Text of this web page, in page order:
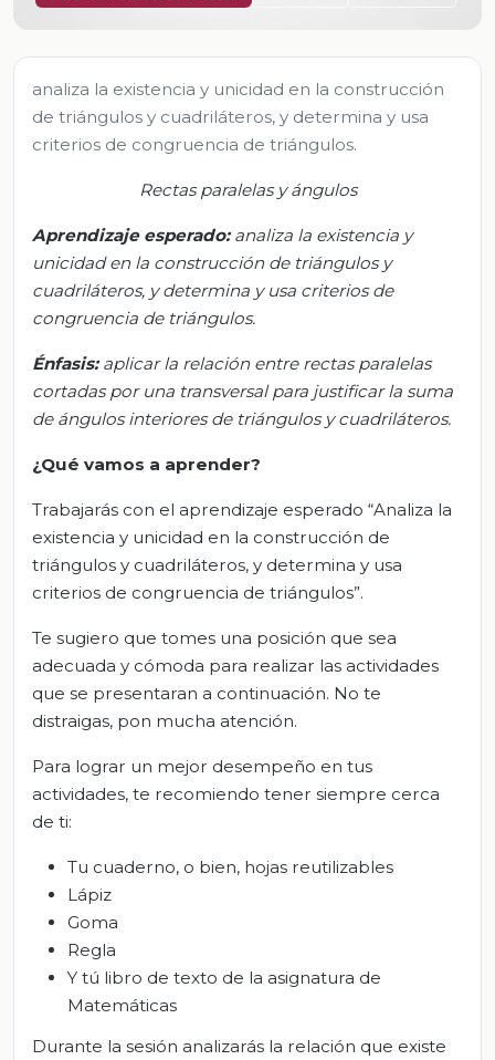
analiza la existencia y unicidad en la construcción
de triángulos y cuadriláteros, y determina y usa
criterios de congruencia de triángulos.
Rectas paralelas y ángulos
Aprendizaje esperado:analiza la existencia y
unicidad en la construcción de triángulos y
cuadriláteros, y determina y usa criterios de
congruencia de triángulos.
Énfasis:aplicar la relación entre rectas paralelas
cortadas por una transversal para justificar la suma
de ángulos interiores de triángulos y cuadriláteros.
¿Qué vamos a aprender?
Trabajarás con el aprendizaje esperado “Analiza la
existencia y unicidad en la construcción de
triángulos y cuadriláteros, y determina y usa
criterios de congruencia de triángulos”.
Te sugiero que tomes una posición que sea
adecuada y cómoda para realizar las actividades
que se presentaran a continuación. No te
distraigas, pon mucha atención.
Para lograr un mejor desempeño en tus
actividades, te recomiendo tener siempre cerca
de ti:
Tu cuaderno, o bien, hojas reutilizables
Lápiz
Goma
Regla
Y tú libro de texto de la asignatura de
Matemáticas
Durante la sesión analizarás la relación que existe